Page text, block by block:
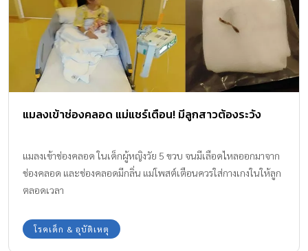
แมลงเข้าช่องคลอด แม่แชร์เตือน! มีลูกสาวต้องระวัง
แมลงเข้าช่องคลอด ในเด็กผู้หญิงวัย 5 ขวบ จนมีเลือดไหลออกมาจาก
ช่องคลอด และช่องคลอดมีกลิ่น แม่โพสต์เตือนควรใส่กางเกงในให้ลูก
ตลอดเวลา
โรคเด็ก & อุบัติเหตุ